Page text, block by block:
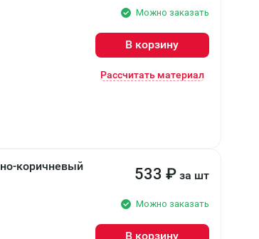
Можно заказать
В корзину
Рассчитать материал
коричневый 533 ₽ за шт
Можно заказать
В корзину